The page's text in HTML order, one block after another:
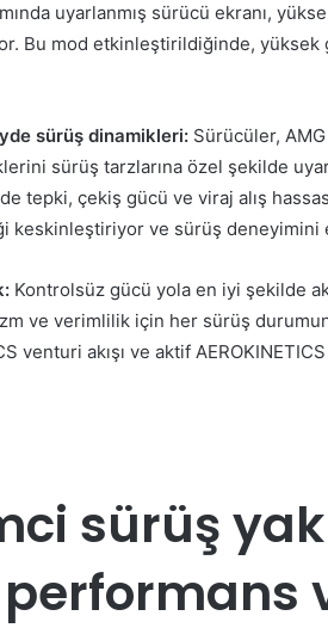
uyarlanmış sürücü ekranı,
Bu mod etkinleştirildiğinde,
sürüş dinamikleri: Sürücüler,
sürüş tarzlarına özel şekilde
tepki, çekiş gücü ve viraj alış
keskinleştiriyor ve sürüş
Kontrolsüz gücü yola en iyi şekilde
ve verimlilik için her sürüş
venturi akışı ve aktif
sürüş
performans